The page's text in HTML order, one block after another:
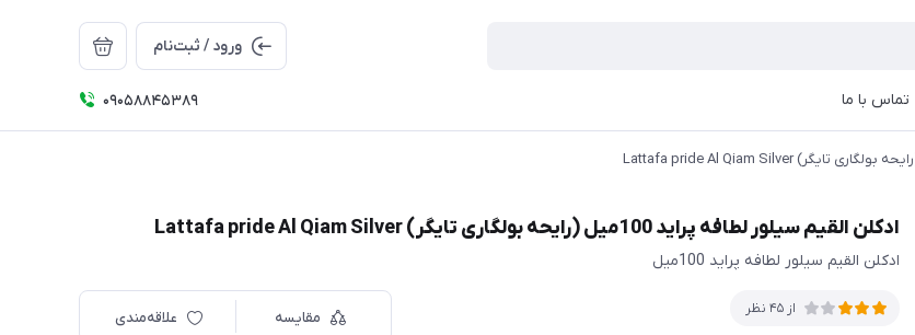
ورود / ثبت‌نام
تماس با ما 09058845389
ادکلن القیم سیلور لطافه پراید 100میل (رایحه بولگاری تایگر) Lattafa pride Al Qiam Silver
ادکلن القیم سیلور لطافه پراید 100میل
از 45 نظر مقایسه علاقه‌مندی